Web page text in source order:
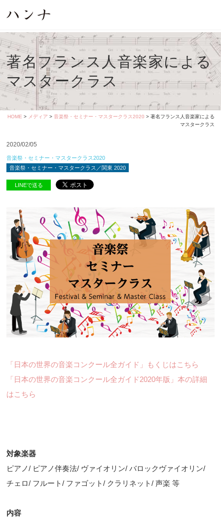
著名フランス人音楽家による
マスタークラス
HOME > メディア > 音楽祭・セミナー・マスタークラス2020 > 著名フランス人音楽家による
マスタークラス
2020/02/05
音楽祭・セミナー・マスタークラス2020
音楽祭・セミナー・マスタークラス／関東 2020
LINEで送る
「日本の世界の音楽コンクール全ガイド」もくじはこちら
「日本の世界の音楽コンクール全ガイド2020年版」本の詳細
はこちら
対象楽器
ピアノ/ ピアノ伴奏法/ ヴァイオリン/ バロックヴァイオリン/
チェロ/ フルート/ ファゴット/ クラリネット/ 声楽 等
内容